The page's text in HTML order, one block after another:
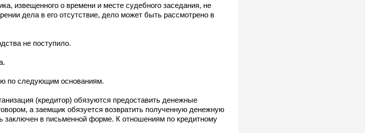
извещенного о времени и месте судебного заседания, не
дела в его отсутствие, дело может быть рассмотрено в
не поступило.
по следующим основаниям.
(кредитор) обязуются предоставить денежные
а заемщик обязуется возвратить полученную денежную
заключен в письменной форме. К отношениям по кредитному